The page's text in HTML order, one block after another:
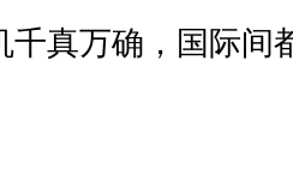
千真万确，国际间